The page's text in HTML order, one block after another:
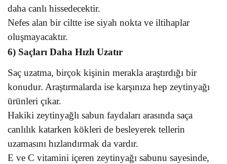
daha canlı hissedecektir.
Nefes alan bir ciltte ise siyah nokta ve iltihaplar
oluşmayacaktır.
6) Saçları Daha Hızlı Uzatır
Saç uzatma, birçok kişinin merakla araştırdığı bir
konudur. Araştırmalarda ise karşınıza hep zeytinyağı
ürünleri çıkar.
Hakiki zeytinyağlı sabun faydaları arasında saça
canlılık katarken kökleri de besleyerek tellerin
uzamasını hızlandırmak da vardır.
E ve C vitamini içeren zeytinyağı sabunu sayesinde,